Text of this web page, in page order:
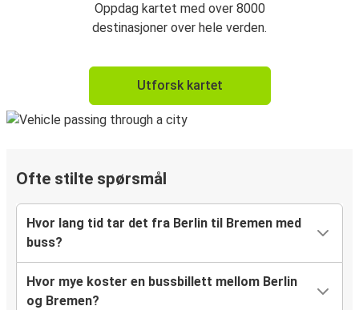
Oppdag kartet med over 8000
destinasjoner over hele verden.
Utforsk kartet
Ofte stilte spørsmål
Hvor lang tid tar det fra Berlin til Bremen med
buss?
Hvor mye koster en bussbillett mellom Berlin
og Bremen?